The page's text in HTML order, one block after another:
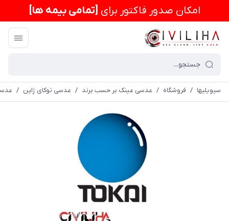
امكان صدور فاکتور برای [تمامی بیمه ها]
سیویلیها / فروشگاه / عدسی عینک بر حسب برند / عدسی توکای ژاپن /